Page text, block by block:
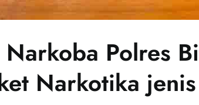
Narkoba Polres
Narkotika